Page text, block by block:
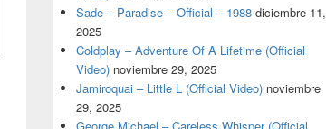
Sade – Paradise – Official – 1988 diciembre 11,
2025
Coldplay – Adventure Of A Lifetime (Official
Video) noviembre 29, 2025
Jamiroquai – Little L (Official Video) noviembre
29, 2025